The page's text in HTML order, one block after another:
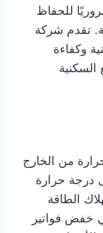
للحفاظ
تقدم شركة
وكفاءة
السكنية
من الخارج
درجة حرارة
الطاقة
خفض فواتير